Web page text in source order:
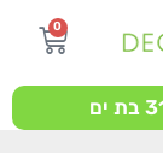
0